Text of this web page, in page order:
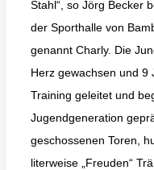
Stahl“, so Jörg Becker
der Sporthalle von
genannt Charly. Die
Herz gewachsen und 9
Training geleitet und
Jugendgeneration
geschossenen Toren,
literweise „Freuden“